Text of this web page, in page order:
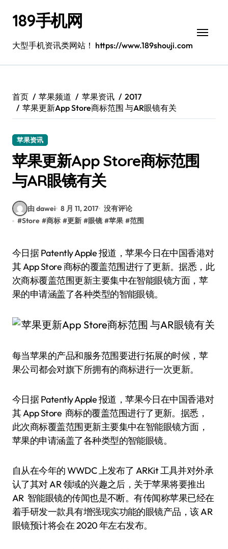
189手机网
大型手机资讯类网站！ https://www.189shouji.com
首页 苹果频道 苹果资讯
2017
苹果更新App Store商标范围 与AR眼镜有关
苹果资讯
苹果更新App Store商标范围
与AR眼镜有关
由 dawei 8 月 11, 2017 没有评论
#Store #商标 #更新 #眼镜 #苹果 #范围
今日据 Patently Apple 报道，苹果今日在中国香港对
其 App Store 商标的覆盖范围进行了更新。据悉，此
次商标覆盖范围更新主要集中在智能眼镜方面，苹
果的申请涵盖了各种类型的智能眼镜。
每当苹果的产品和服务范围要进行拓展的时候，苹
果公司都会对旗下所拥有的商标进行一次更新。
今日据 Patently Apple 报道，苹果今日在中国香港对
其 App Store 商标的覆盖范围进行了更新。据悉，
此次商标覆盖范围更新主要集中在智能眼镜方面，
苹果的申请涵盖了各种类型的智能眼镜。
自从在今年的 WWDC 上发布了 ARKit 工具并对外承
认了其对 AR 领域的兴趣之后，关于苹果将要推出
AR 智能眼镜的传闻也是不断。有传闻称苹果已经在
着手研发一款具有增强现实功能的眼镜产品，该 AR
眼镜预计将会在 2020 年左右发布。